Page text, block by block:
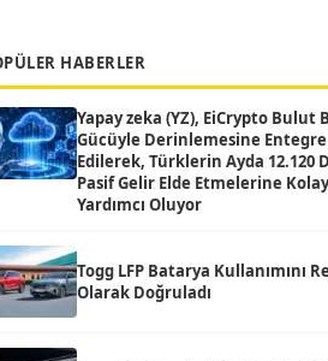
HABERLER
Yapay zeka (YZ), EiCrypto Bulut
Gücüyle Derinlemesine Entegre
Edilerek, Türklerin Ayda 12.120
Pasif Gelir Elde Etmelerine
Yardımcı Oluyor
Togg LFP Batarya Kullanımını
Olarak Doğruladı